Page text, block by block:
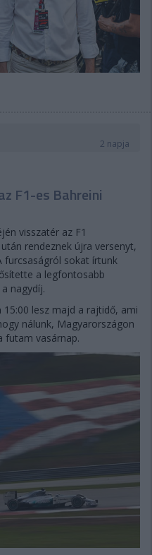
2 napja
F1-es Bahreini
visszatér az F1
rendeznek újra versenyt,
furcsaságról sokat írtunk
a legfontosabb
nagydíj.
lesz majd a rajtidő, ami
nálunk, Magyarországon
futam vasárnap.